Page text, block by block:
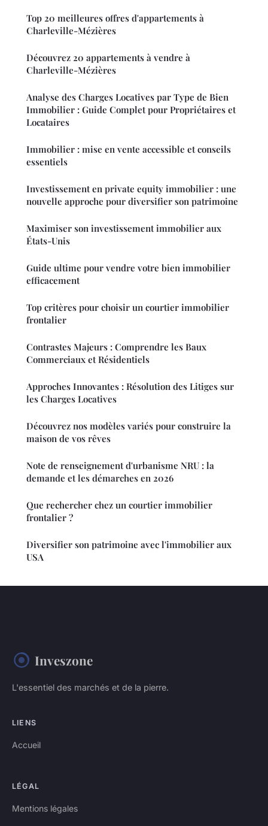
Top 20 meilleures offres d'appartements à
Charleville-Mézières
Découvrez 20 appartements à vendre à
Charleville-Mézières
Analyse des Charges Locatives par Type de Bien
Immobilier : Guide Complet pour Propriétaires et
Locataires
Immobilier : mise en vente accessible et conseils
essentiels
Investissement en private equity immobilier : une
nouvelle approche pour diversifier son patrimoine
Maximiser son investissement immobilier aux
États-Unis
Guide ultime pour vendre votre bien immobilier
efficacement
Top critères pour choisir un courtier immobilier
frontalier
Contrastes Majeurs : Comprendre les Baux
Commerciaux et Résidentiels
Approches Innovantes : Résolution des Litiges sur
les Charges Locatives
Découvrez nos modèles variés pour construire la
maison de vos rêves
Note de renseignement d'urbanisme NRU : la
demande et les démarches en 2026
Que rechercher chez un courtier immobilier
frontalier ?
Diversifier son patrimoine avec l'immobilier aux
USA
Inveszone
L'essentiel des marchés et de la pierre.
LIENS
Accueil
LÉGAL
Mentions légales